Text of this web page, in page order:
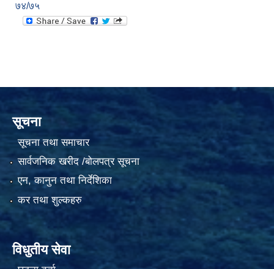
७४/७५
सूचना
सूचना तथा समाचार
सार्वजनिक खरीद /बोलपत्र सूचना
एन, कानुन तथा निर्देशिका
कर तथा शुल्कहरु
विधुतीय सेवा